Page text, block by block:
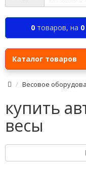
0 товаров, на
Каталог товаров
Весовое
купить
весы